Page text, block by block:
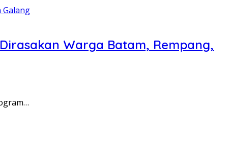
Warga Batam, Rempang,